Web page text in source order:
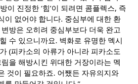
이 진정한 ‘힘’이 되려면 콤플렉스, 즉
이 없어야 합니다. 중심부에 대한 환
방은 오히려 중심부보다 더욱 완고
수 있으니까요. 벽화로 유명한 멕시
(피카소의 아류가 아니라 피카소도
을 해방시킨 위대한 거장이라는 멕
것이 필요하죠. 어쨌든 자유의지와